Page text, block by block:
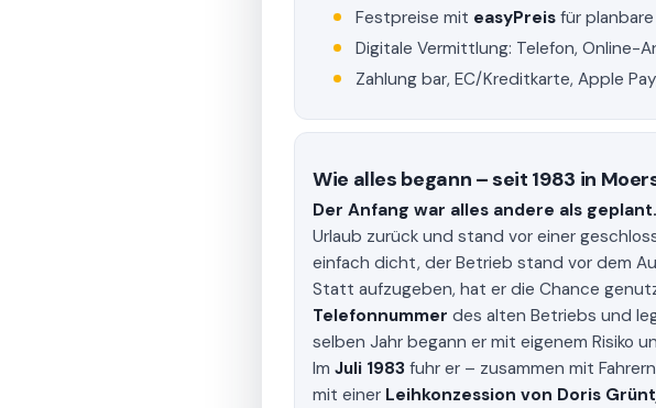
Festpreise mit easyPreis für
Digitale Vermittlung: Telefon, Online-
Zahlung bar, EC/Kreditkarte, Apple
Wie alles begann – seit 1983 in
Der Anfang war alles andere als geplant.
Urlaub zurück und stand vor einer
einfach dicht, der Betrieb stand vor dem
Statt aufzugeben, hat er die Chance
Telefonnummer des alten Betriebs und
selben Jahr begann er mit eigenem Risiko
Im Juli 1983 fuhr er – zusammen mit
mit einer Leihkonzession von Doris